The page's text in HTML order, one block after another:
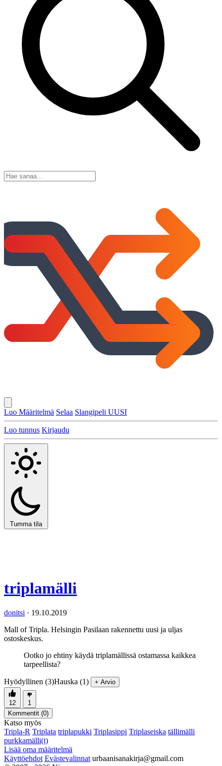
Luo Määritelmä Selaa Slangipeli UUSI
Luo tunnus Kirjaudu
Tumma tila
triplamälli
donitsi · 19.10.2019
Mall of Tripla. Helsingin Pasilaan rakennettu uusi ja uljas
ostoskeskus.
Ootko jo ehtiny käydä triplamällissä ostamassa kaikkea
tarpeellista?
Hyödyllinen (3)Hauska (1) + Arvio
12
1
Kommentit (0)
Katso myös
Tripla-R Triplata triplapukki Triplasippi Triplaseiska tällimälli
purkkamälli(t)
Lisää oma määritelmä
Käyttöehdot Evästevalinnat urbaanisanakirja@gmail.com